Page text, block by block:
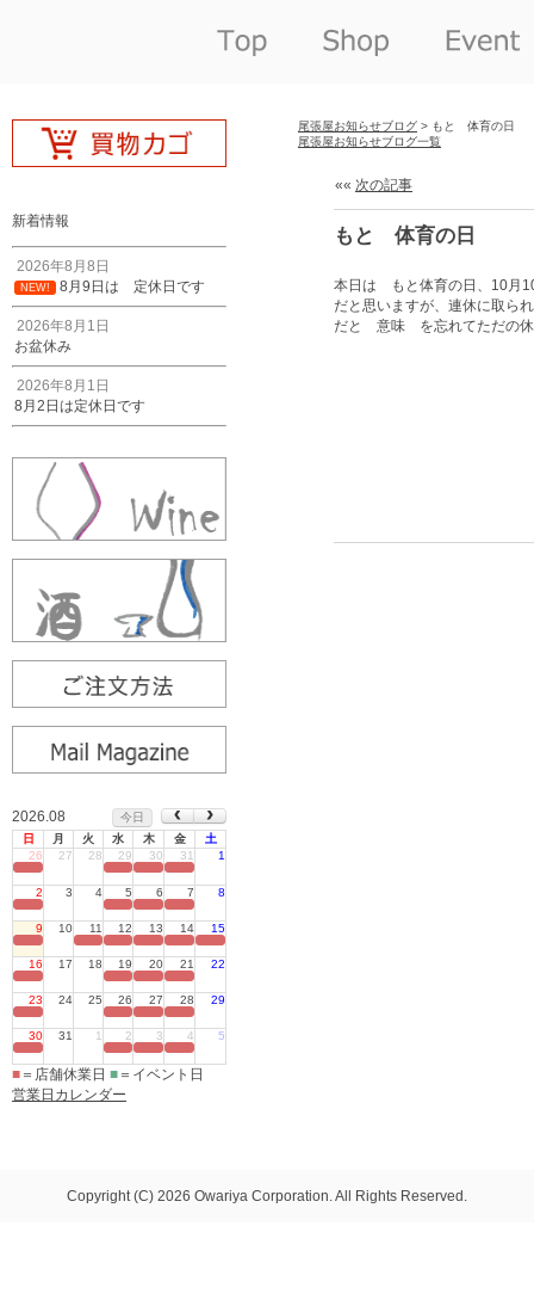
新着情報
2026年8月8日
NEW! 8月9日は 定休日です
2026年8月1日
お盆休み
2026年8月1日
8月2日は定休日です
2026.08
今日
日
月 火 水 木 金
土
26
27 28 29 30 31 1
2 3 4 5 6 7 8
9 10 11 12 13 14 15
16 17 18 19 20 21 22
23 24 25 26 27 28 29
30 31 1 2 3 4 5
■ ＝店舗休業日 ■ ＝イベント日
営業日カレンダー
尾張屋お知らせブログ > もと 体育の日
尾張屋お知らせブログ一覧
«« 次の記事
もと 体育の日
本日は もと体育の日、10月
だと思いますが、連休に取ら
だと 意味 を忘れてただの休
Copyright (C) 2026 Owariya Corporation. All Rights Reserved.